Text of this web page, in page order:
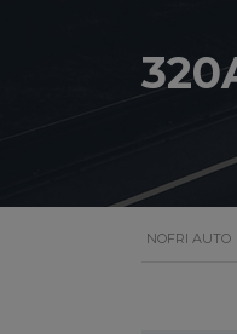
NOFRI AUTO